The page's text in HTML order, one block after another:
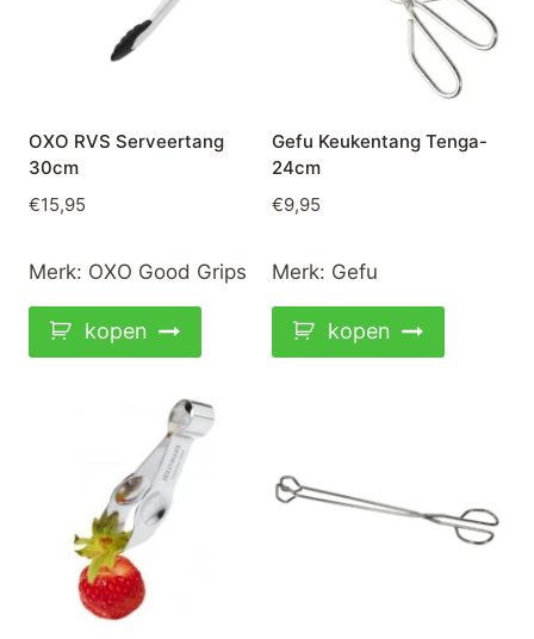
OXO RVS Serveertang
30cm
€15,95
Merk: OXO Good Grips
kopen
Gefu Keukentang Tenga-
24cm
€9,95
Merk: Gefu
kopen